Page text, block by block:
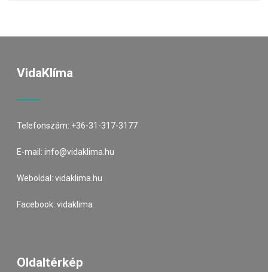
VidaKlíma
Telefonszám: +36-31-317-3177
E-mail:info@vidaklima.hu
Weboldal:vidaklima.hu
Facebook:vidaklima
Oldaltérkép